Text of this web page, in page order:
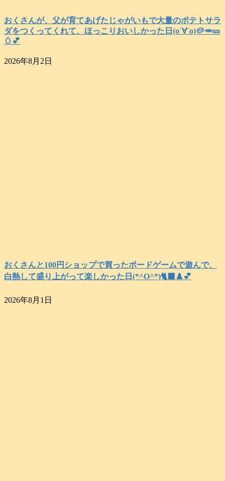
おくさんが、父が育てあげたじゃがいもで大量のポテトサラ
ダをつくってくれて、ほっこりおいしかった日(о´∀`о)🥔🥕🥒
🥚💕
2026年8月2日
おくさんと100円ショップで買ったボードゲームで遊んで、
白熱して盛り上がって楽しかった日(*^O^*)🐈‍⬛♟️💕
2026年8月1日